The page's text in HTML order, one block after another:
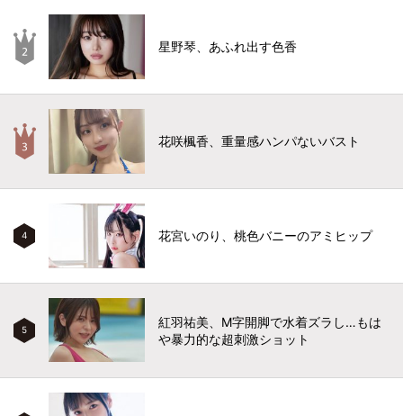
星野琴、あふれ出す色香
花咲楓香、重量感ハンパないバスト
4 花宮いのり、桃色バニーのアミヒップ
5
紅羽祐美、M字開脚で水着ズラし…もは
や暴力的な超刺激ショット